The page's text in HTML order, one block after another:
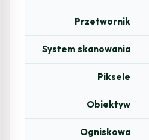
Przetwornik
System skanowania
Piksele
Obiektyw
Ogniskowa